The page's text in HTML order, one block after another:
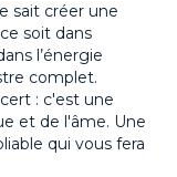
sait créer une
soit dans
l’énergie
complet.
: c'est une
et de l'âme. Une
qui vous fera